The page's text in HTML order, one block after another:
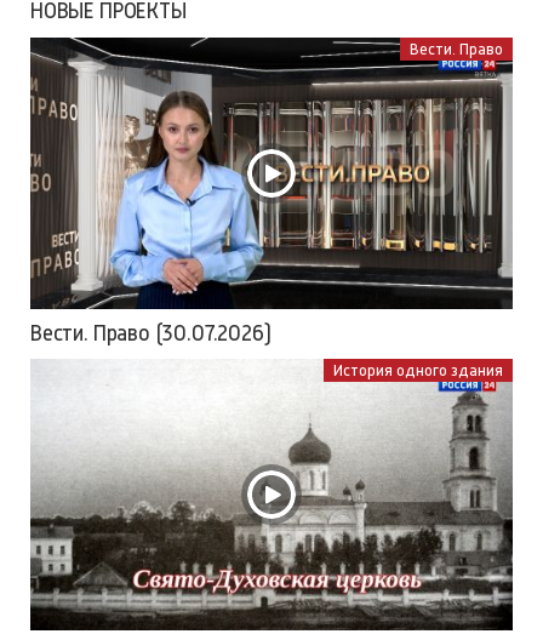
НОВЫЕ ПРОЕКТЫ
Вести. Право
Вести. Право (30.07.2026)
История одного здания